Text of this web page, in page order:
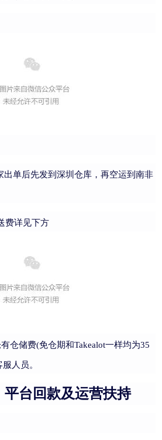
出单后先发到深圳仓库，再空运到南非
费详见下方
仓储费(免仓期和Takealot一样均为35
人员。
台回款及运营扶持